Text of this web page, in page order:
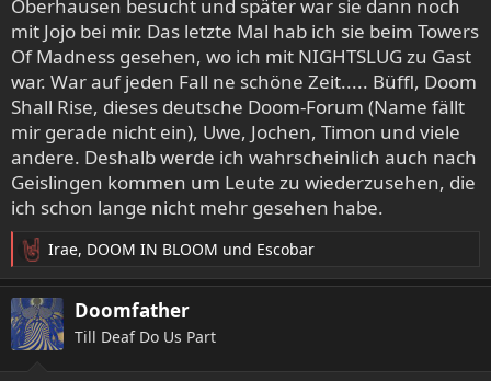
Oberhausen besucht und später war sie dann noch
mit Jojo bei mir. Das letzte Mal hab ich sie beim Towers
Of Madness gesehen, wo ich mit NIGHTSLUG zu Gast
war. War auf jeden Fall ne schöne Zeit..... Büffl, Doom
Shall Rise, dieses deutsche Doom-Forum (Name fällt
mir gerade nicht ein), Uwe, Jochen, Timon und viele
andere. Deshalb werde ich wahrscheinlich auch nach
Geislingen kommen um Leute zu wiederzusehen, die
ich schon lange nicht mehr gesehen habe.
R
e
a
k
t
Irae, DOOM IN BLOOM und Escobar
Doomfather
Till Deaf Do Us Part